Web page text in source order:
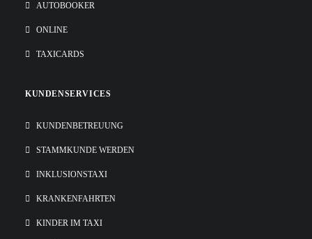
AUTOBOOKER
ONLINE
TAXICARDS
KUNDENSERVICES
KUNDENBETREUUNG
STAMMKUNDE WERDEN
INKLUSIONSTAXI
KRANKENFAHRTEN
KINDER IM TAXI